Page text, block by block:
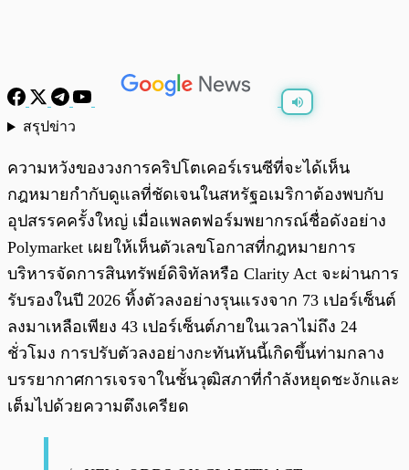
สรุปข่าว
ความหวังของวงการคริปโตเคอร์เรนซีที่จะได้เห็น
กฎหมายกำกับดูแลที่ชัดเจนในสหรัฐอเมริกาต้องพบกับ
อุปสรรคครั้งใหญ่ เมื่อแพลตฟอร์มพยากรณ์ชื่อดังอย่าง
Polymarket เผยให้เห็นตัวเลขโอกาสที่กฎหมายการ
บริหารจัดการสินทรัพย์ดิจิทัลหรือ Clarity Act จะผ่านการ
รับรองในปี 2026 ทิ้งตัวลงอย่างรุนแรงจาก 73 เปอร์เซ็นต์
ลงมาเหลือเพียง 43 เปอร์เซ็นต์ภายในเวลาไม่ถึง 24
ชั่วโมง การปรับตัวลงอย่างกะทันหันนี้เกิดขึ้นท่ามกลาง
บรรยากาศการเจรจาในชั้นวุฒิสภาที่กำลังหยุดชะงักและ
เต็มไปด้วยความตึงเครียด